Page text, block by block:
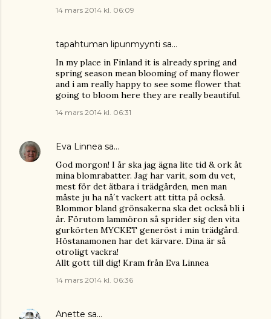
14 mars 2014 kl. 06:09
tapahtuman lipunmyynti sa…
In my place in Finland it is already spring and
spring season mean blooming of many flower
and i am really happy to see some flower that
going to bloom here they are really beautiful.
14 mars 2014 kl. 06:31
Eva Linnea sa…
God morgon! I år ska jag ägna lite tid & ork åt
mina blomrabatter. Jag har varit, som du vet,
mest för det ätbara i trädgården, men man
måste ju ha nå´t vackert att titta på också.
Blommor bland grönsakerna ska det också bli i
år. Förutom lammöron så sprider sig den vita
gurkörten MYCKET generöst i min trädgård.
Höstanamonen har det kärvare. Dina är så
otroligt vackra!
Allt gott till dig! Kram från Eva Linnea
14 mars 2014 kl. 06:36
Anette sa…